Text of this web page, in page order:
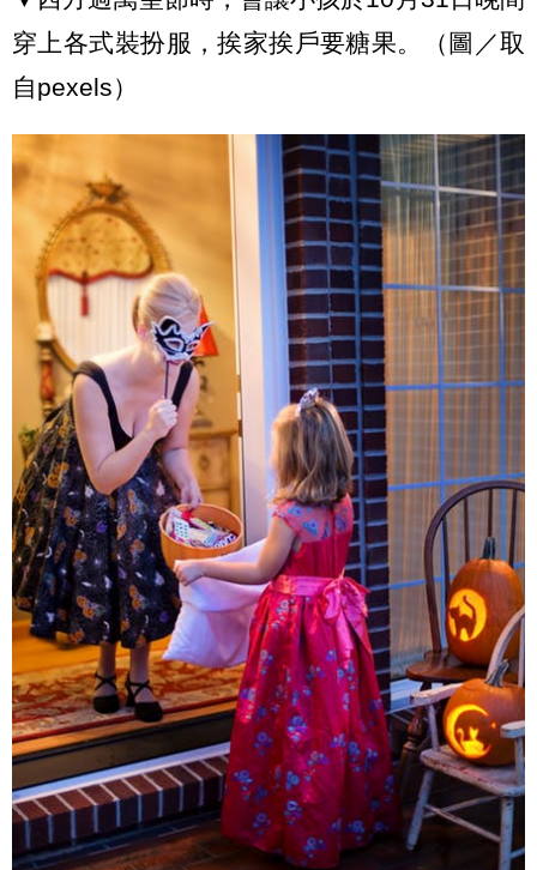
穿上各式裝扮服，挨家挨戶要糖果。（圖／取
自pexels）